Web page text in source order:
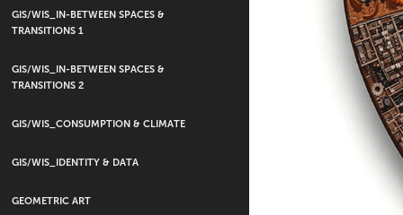
GIS/WIS_IN-BETWEEN SPACES &
TRANSITIONS 1
GIS/WIS_IN-BETWEEN SPACES &
TRANSITIONS 2
GIS/WIS_CONSUMPTION & CLIMATE
GIS/WIS_IDENTITY & DATA
GEOMETRIC ART